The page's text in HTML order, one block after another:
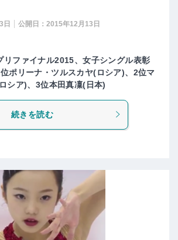
日 公開日： 2015年12月13日
リファイナル2015、女子シングル表彰
ポリーナ・ツルスカヤ(ロシア)、2位マ
シア)、3位本田真凜(日本)
続きを読む